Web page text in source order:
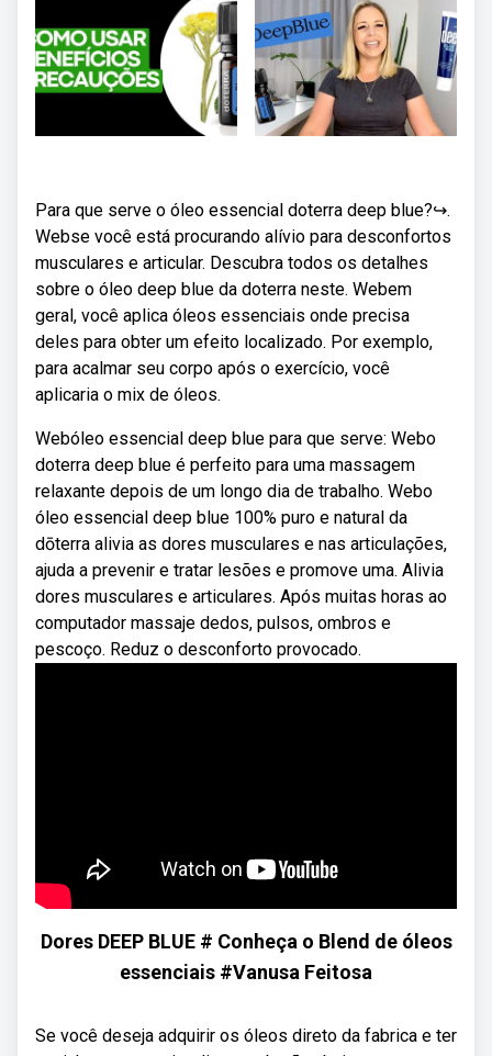
Para que serve o óleo essencial doterra deep blue?↪️.
Webse você está procurando alívio para desconfortos
musculares e articular. Descubra todos os detalhes
sobre o óleo deep blue da doterra neste. Webem
geral, você aplica óleos essenciais onde precisa
deles para obter um efeito localizado. Por exemplo,
para acalmar seu corpo após o exercício, você
aplicaria o mix de óleos.
Webóleo essencial deep blue para que serve: Webo
doterra deep blue é perfeito para uma massagem
relaxante depois de um longo dia de trabalho. Webo
óleo essencial deep blue 100% puro e natural da
dōterra alivia as dores musculares e nas articulações,
ajuda a prevenir e tratar lesões e promove uma. Alivia
dores musculares e articulares. Após muitas horas ao
computador massaje dedos, pulsos, ombros e
pescoço. Reduz o desconforto provocado.
Dores DEEP BLUE # Conheça o Blend de óleos
essenciais #Vanusa Feitosa
Se você deseja adquirir os óleos direto da fabrica e ter